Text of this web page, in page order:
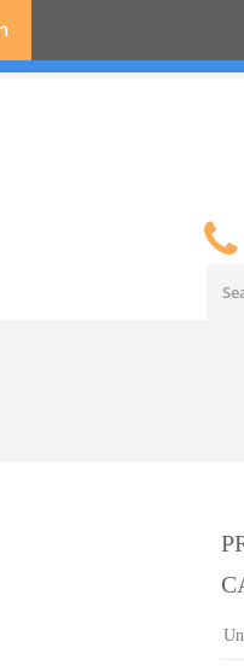
มกอล์ฟ ร่มกลับด้าน ราค